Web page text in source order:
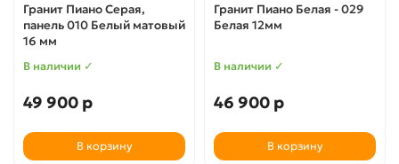
Гранит Пиано Серая,
панель 010 Белый матовый
16 мм
В наличии ✓
49 900 р
В корзину
Гранит Пиано Белая - 029
Белая 12мм
В наличии ✓
46 900 р
В корзину